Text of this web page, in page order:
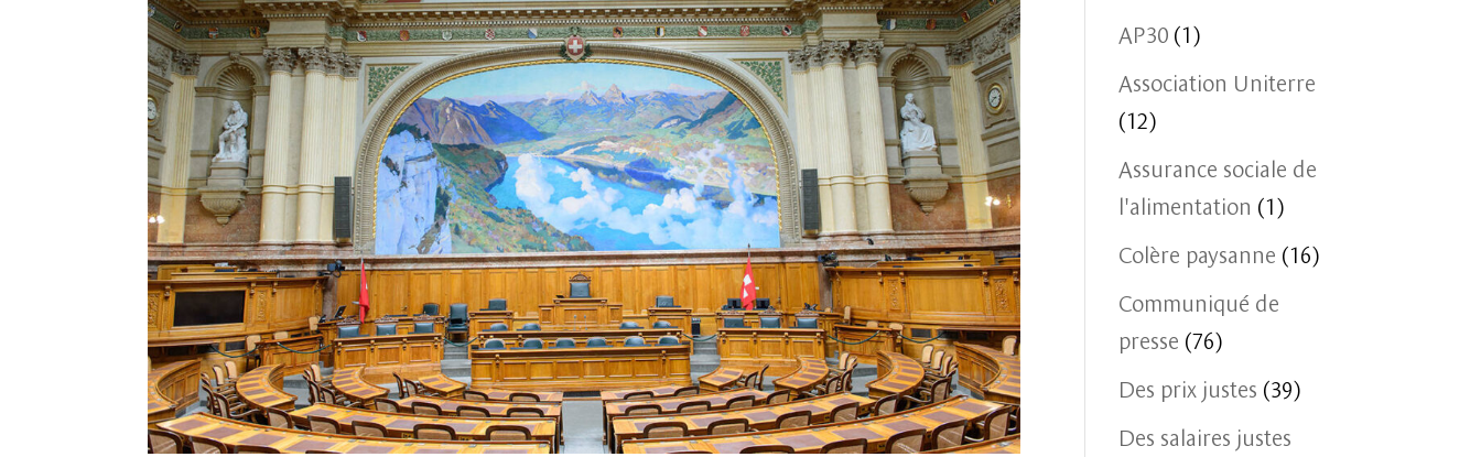
AP30 (1)
Association Uniterre
(12)
Assurance sociale de
l'alimentation (1)
Colère paysanne (16)
Communiqué de
presse (76)
Des prix justes (39)
Des salaires justes